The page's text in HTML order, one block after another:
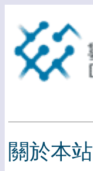
關於本站